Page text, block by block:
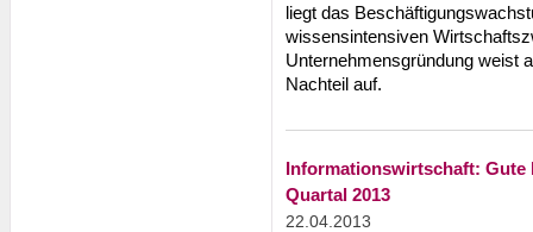
liegt das
wissensintensiven
Unternehmensgründung weist
Nachteil auf.
Informationswirtschaft:
Quartal 2013
22.04.2013